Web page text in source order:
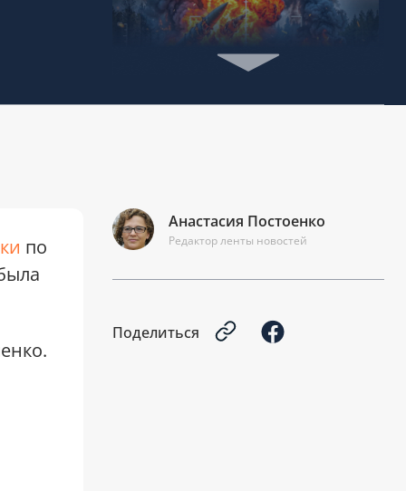
5 АВГУСТА 2026
по
Анастасия Постоенко
Редактор ленты новостей
Поделиться